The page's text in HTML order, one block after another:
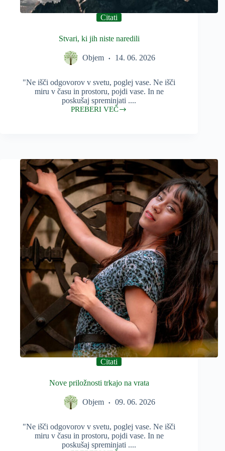
Citati
Stvari, ki jih niste naredili
Objem 14. 06. 2026
"Ne išči odgovorov v svetu, poglej vase. Ne išči
miru v času in prostoru, pojdi vase. In ne
poskušaj spreminjati ....
PREBERI VEČ
Stvari,
Citati
Nove priložnosti trkajo na vrata
Objem 09. 06. 2026
"Ne išči odgovorov v svetu, poglej vase. Ne išči
miru v času in prostoru, pojdi vase. In ne
poskušaj spreminjati ....